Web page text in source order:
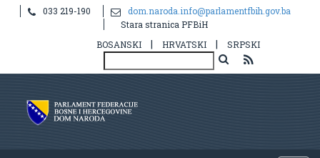
033 219-190
dom.naroda.info@parlamentfbih.gov.ba
Stara stranica PFBiH
BOSANSKI
| HRVATSKI | SRPSKI